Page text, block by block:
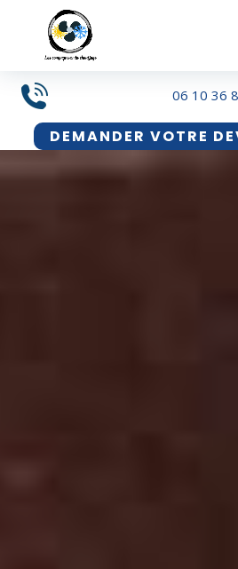
06 10 36
DEMANDER VOTRE
Panneau de gestion des cookies